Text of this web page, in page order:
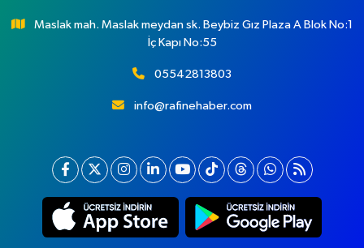
Maslak mah. Maslak meydan sk. Beybiz Gız Plaza A Blok No:1
İç Kapı No:55
05542813803
info@rafinehaber.com